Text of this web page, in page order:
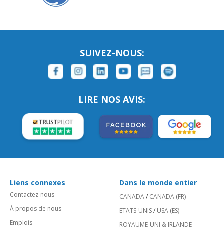
SUIVEZ-NOUS:
LIRE NOS AVIS:
Liens connexes
Contactez-nous
À propos de nous
Emplois
Dans le monde entier
CANADA/ CANADA (FR)
ETATS-UNIS/ USA (ES)
ROYAUME-UNI & IRLANDE